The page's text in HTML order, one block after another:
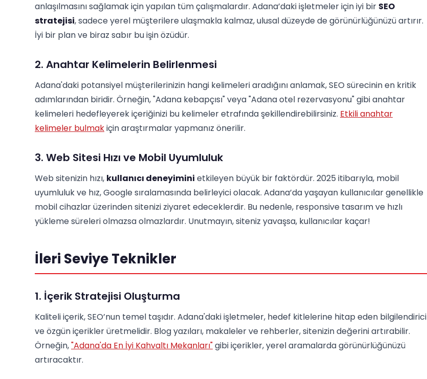
anlaşılmasını sağlamak için yapılan tüm çalışmalardır. Adana’daki işletmeler için iyi bir SEO
stratejisi, sadece yerel müşterilere ulaşmakla kalmaz, ulusal düzeyde de görünürlüğünüzü artırır.
İyi bir plan ve biraz sabır bu işin özüdür.
2. Anahtar Kelimelerin Belirlenmesi
Adana'daki potansiyel müşterilerinizin hangi kelimeleri aradığını anlamak, SEO sürecinin en kritik
adımlarından biridir. Örneğin, "Adana kebapçısı" veya "Adana otel rezervasyonu" gibi anahtar
kelimeleri hedefleyerek içeriğinizi bu kelimeler etrafında şekillendirebilirsiniz. Etkili anahtar
kelimeler bulmakiçin araştırmalar yapmanız önerilir.
3. Web Sitesi Hızı ve Mobil Uyumluluk
Web sitenizin hızı, kullanıcı deneyimini etkileyen büyük bir faktördür. 2025 itibarıyla, mobil
uyumluluk ve hız, Google sıralamasında belirleyici olacak. Adana’da yaşayan kullanıcılar genellikle
mobil cihazlar üzerinden sitenizi ziyaret edeceklerdir. Bu nedenle, responsive tasarım ve hızlı
yükleme süreleri olmazsa olmazlardır. Unutmayın, siteniz yavaşsa, kullanıcılar kaçar!
İleri Seviye Teknikler
1. İçerik Stratejisi Oluşturma
Kaliteli içerik, SEO’nun temel taşıdır. Adana'daki işletmeler, hedef kitlelerine hitap eden bilgilendirici
ve özgün içerikler üretmelidir. Blog yazıları, makaleler ve rehberler, sitenizin değerini artırabilir.
Örneğin,"Adana'da En İyi Kahvaltı Mekanları"gibi içerikler, yerel aramalarda görünürlüğünüzü
artıracaktır.